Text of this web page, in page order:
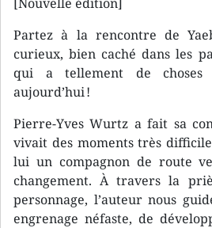
Partez à la rencontre de
curieux, bien caché dans les
qui a tellement de choses
aujourd’hui !
Pierre-Yves Wurtz a fait sa
vivait des moments très
lui un compagnon de route
changement. À travers la
personnage, l’auteur nous
engrenage néfaste, de